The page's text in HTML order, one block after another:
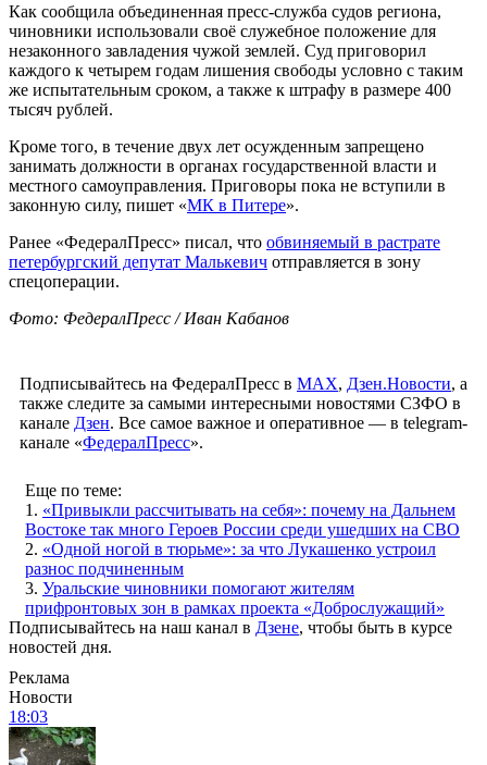
Как сообщила объединенная пресс-служба судов региона,
чиновники использовали своё служебное положение для
незаконного завладения чужой землей. Суд приговорил
каждого к четырем годам лишения свободы условно с таким
же испытательным сроком, а также к штрафу в размере 400
тысяч рублей.
Кроме того, в течение двух лет осужденным запрещено
занимать должности в органах государственной власти и
местного самоуправления. Приговоры пока не вступили в
законную силу, пишет «МК в Питере».
Ранее «ФедералПресс» писал, что обвиняемый в растрате
петербургский депутат Малькевич отправляется в зону
спецоперации.
Фото: ФедералПресс / Иван Кабанов
Подписывайтесь на ФедералПресс в МАХ, Дзен.Новости, а
также следите за самыми интересными новостями СЗФО в
канале Дзен. Все самое важное и оперативное — в telegram-
канале «ФедералПресс».
Еще по теме:
1. «Привыкли рассчитывать на себя»: почему на Дальнем
Востоке так много Героев России среди ушедших на СВО
2. «Одной ногой в тюрьме»: за что Лукашенко устроил
разнос подчиненным
3. Уральские чиновники помогают жителям
прифронтовых зон в рамках проекта «Доброслужащий»
Подписывайтесь на наш канал в Дзене, чтобы быть в курсе
новостей дня.
Реклама
Новости
18:03